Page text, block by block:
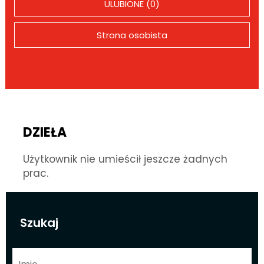
Szukaj
ULUBIONE (0)
Strona osobista
DZIEŁA
Użytkownik nie umieścił jeszcze żadnych
prac.